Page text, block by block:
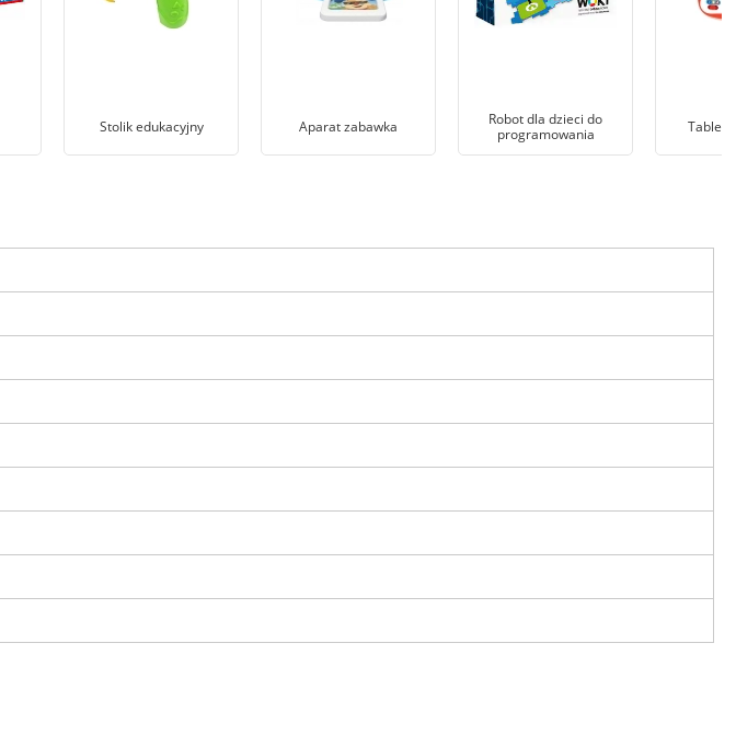
Stolik edukacyjny Aparat zabawka
Robot dla dzieci do
programowania
Tablet